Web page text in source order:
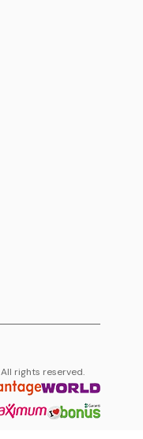
All rights reserved.